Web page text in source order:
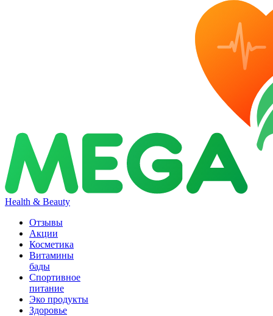
Health & Beauty
Отзывы
Акции
Косметика
Витамины
бады
Спортивное
питание
Эко продукты
Здоровье